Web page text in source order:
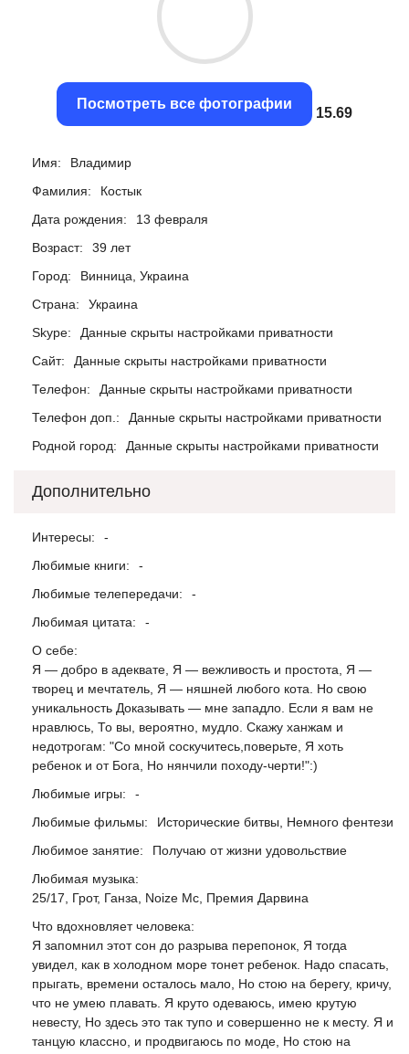
Посмотреть все фотографии
15.37
Имя:
Владимир
Фамилия:
Костык
Дата рождения:
13 февраля
Возраст:
39 лет
Город:
Винница, Украина
Страна:
Украина
Skype:
Данные скрыты настройками приватности
Сайт:
Данные скрыты настройками приватности
Телефон:
Данные скрыты настройками приватности
Телефон доп.:
Данные скрыты настройками приватности
Родной город:
Данные скрыты настройками приватности
Дополнительно
Интересы:
-
Любимые книги:
-
Любимые телепередачи:
-
Любимая цитата:
-
О себе:
Я — добро в адеквате, Я — вежливость и простота, Я —
творец и мечтатель, Я — няшней любого кота. Но свою
уникальность Доказывать — мне западло. Если я вам не
нравлюсь, То вы, вероятно, мудло. Скажу ханжам и
недотрогам: "Со мной соскучитесь,поверьте, Я хоть
ребенок и от Бога, Но нянчили походу-черти!":)
Любимые игры:
-
Любимые фильмы:
Исторические битвы, Немного фентези
Любимое занятие:
Получаю от жизни удовольствие
Любимая музыка:
25/17, Грот, Ганза, Noize Mc, Премия Дарвина
Что вдохновляет человека:
Я запомнил этот сон до разрыва перепонок, Я тогда
увидел, как в холодном море тонет ребенок. Надо спасать,
прыгать, времени осталось мало, Но стою на берегу, кричу,
что не умею плавать. Я круто одеваюсь, имею крутую
невесту, Но здесь это так тупо и совершенно не к месту. Я и
танцую классно, и продвигаюсь по моде, Но стою на